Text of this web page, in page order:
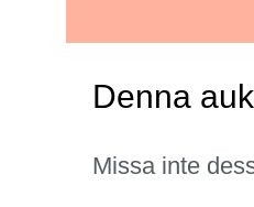
Denna
Missa inte